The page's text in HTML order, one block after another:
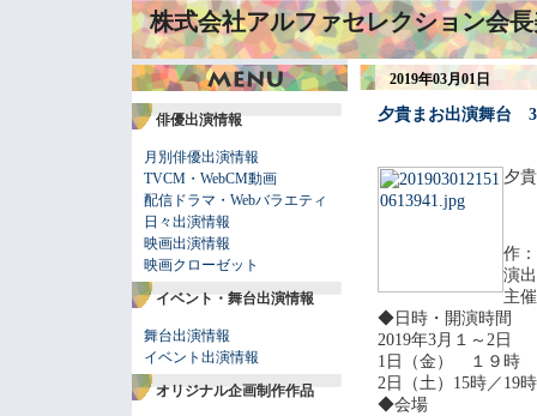
株式会社アルファセレクション会
俳優出演情報
月別俳優出演情報
TVCM・WebCM動画
配信ドラマ・Webバラエティ
日々出演情報
映画出演情報
映画クローゼット
イベント・舞台出演情報
舞台出演情報
イベント出演情報
オリジナル企画制作作品
2019年03月01日
夕貴まお出演舞台
夕
作
演
主
◆日時・開演時間
2019年3月１～2日
1日（金） １９時
2日（土）15時／19時
◆会場